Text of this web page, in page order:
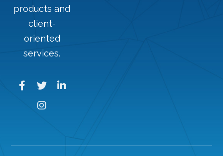
products and
client-
oriented
services.